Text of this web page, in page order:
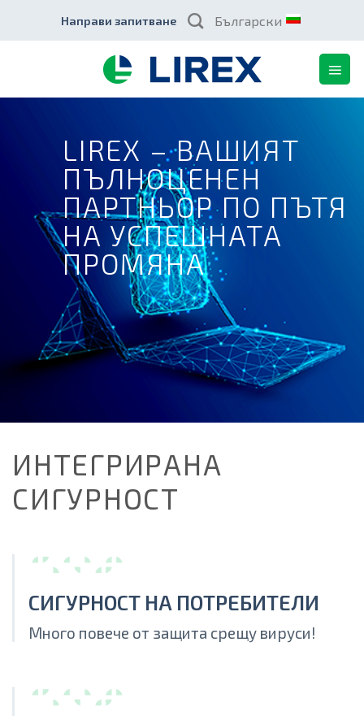
content
Направи запитване Български
LIREX – ВАШИЯТ
ПЪЛНОЦЕНЕН
ПАРТНЬОР ПО ПЪТЯ
НА УСПЕШНАТА
ПРОМЯНА
ИНТЕГРИРАНА
СИГУРНОСТ
СИГУРНОСТ НА ПОТРЕБИТЕЛИ
Много повече от защита срещу вируси!